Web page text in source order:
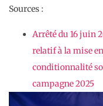
Sources :
Arrêté du 16 juin
relatif à la mise
conditionnalité
campagne 2025